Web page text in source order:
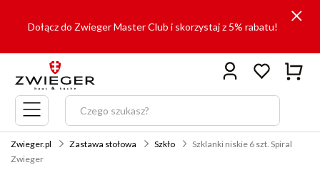
Dołącz do Zwieger Master Club i skorzystaj z 5% rabatu!
Menu
główne
Zwieger.pl Zastawa stołowa Szkło
Szklanki niskie 6 szt. Spiral
Zwieger